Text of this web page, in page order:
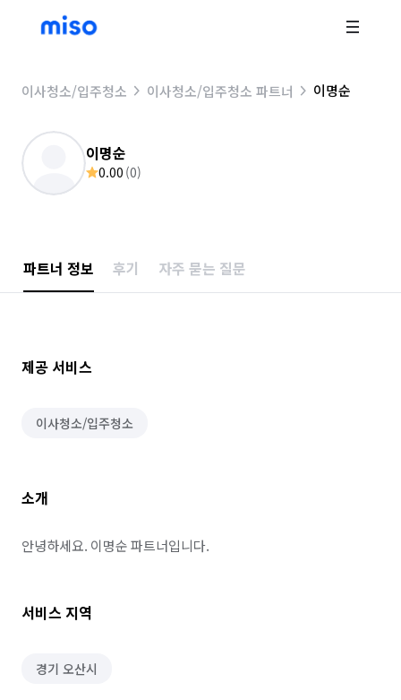
이사청소/입주청소 이사청소/입주청소 파트너 이명순
이명순
0.00 (0)
파트너 정보 후기 자주 묻는 질문
제공 서비스
이사청소/입주청소
소개
안녕하세요. 이명순 파트너입니다.
서비스 지역
경기 오산시